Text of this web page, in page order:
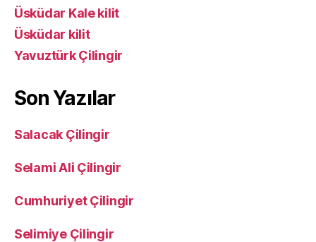
Üsküdar Kale kilit
Üsküdar kilit
Yavuztürk Çilingir
Son Yazılar
Salacak Çilingir
Selami Ali Çilingir
Cumhuriyet Çilingir
Selimiye Çilingir